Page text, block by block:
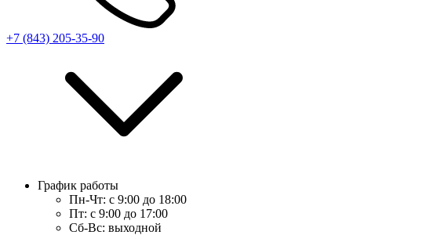
+7 (843) 205-35-90
График работы
Пн-Чт: с 9:00 до 18:00
Пт: с 9:00 до 17:00
Сб-Вс: выходной